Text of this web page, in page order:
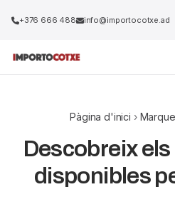
+376 666 488 info@importocotxe.ad
Pàgina d'inici ›
Descobreix
disponibles